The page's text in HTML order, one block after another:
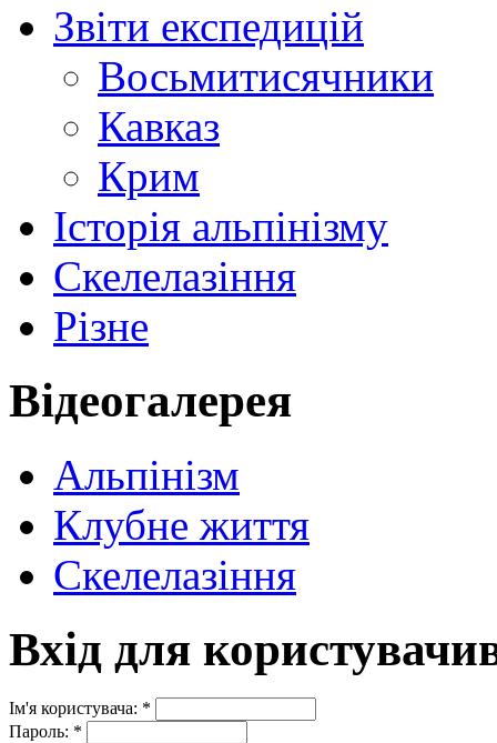
Звіти експедицій
Восьмитисячники
Кавказ
Крим
Історія альпінізму
Скелелазіння
Різне
Відеогалерея
Альпінізм
Клубне життя
Скелелазіння
Вхід для
Ім'я користувача: *
Пароль: *